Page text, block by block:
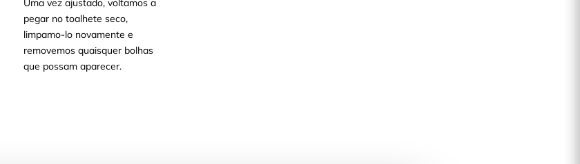
Uma vez ajustado, voltamos a
pegar no toalhete seco,
limpamo-lo novamente e
removemos quaisquer bolhas
que possam aparecer.